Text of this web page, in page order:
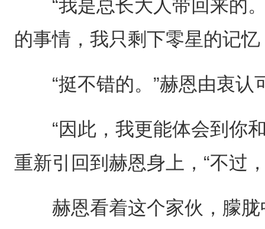
“我是总长大人带回来的。
的事情，我只剩下零星的记
“挺不错的。”赫恩由衷认
“因此，我更能体会到你和
重新引回到赫恩身上，“不过
赫恩看着这个家伙，朦胧